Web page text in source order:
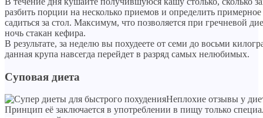
разбить порции на несколько приемов и определить примерное
садиться за стол. Максимум, что позволяется при гречневой
ночь стакан кефира.
В результате, за неделю вы похудеете от семи до восьми
данная крупа навсегда перейдет в разряд самых нелюбимых.
Суповая диета
Неплохие отзывы у
Принцип её заключается в употреблении в пищу только